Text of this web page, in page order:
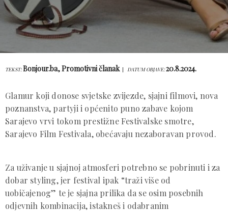
TEKST:Bonjour.ba, Promotivni članak DATUM OBJAVE:20.8.2024.
Glamur koji donose svjetske zvijezde, sjajni filmovi, nova
poznanstva, partyji i općenito puno zabave kojom
Sarajevo vrvi tokom prestižne Festivalske smotre,
Sarajevo Film Festivala, obećavaju nezaboravan provod.
Za uživanje u sjajnoj atmosferi potrebno se pobrinuti i za
dobar styling, jer festival ipak “traži više od
uobičajenog” te je sjajna prilika da se osim posebnih
odjevnih kombinacija, istakneš i odabranim